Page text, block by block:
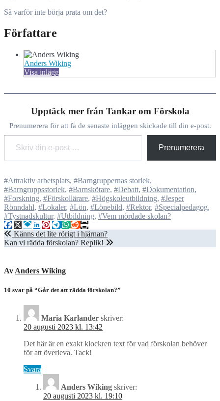
Så varför inte börja prata om det?
Författare
Anders Wiking
Visa inlägg
Upptäck mer från Tankar om Förskola
Prenumerera för att få de senaste inläggen skickade till din e-post.
Skriv din e-post …
Prenumerera
#Attraktiv arbetsplats, #Barngruppernas storlek,
#Barngruppsstorlek, #Barnskötare, #Debatt, #Dokumentation,
#Forskning, #Förskollärare, #Högskoleutbildning, #Jesper
Rönndahl, #Lokaler, #Lön, #Lönebild, #Rektor, #Specialpedagog,
#Tystnadskultur, #Utbildning, #Vem mördade skolan?
Inläggsnavigering
Känns det lite rörigt i hjärnan?
Kan vi rädda förskolan? Replik!
Av Anders Wiking
10 svar på “Går det att rädda förskolan?”
Maria Karlander skriver:
20 augusti 2023 kl. 13:42
Det här är en exakt klockren text för vad förskolan behöver
för att överleva. Tack!
Svara
Anders Wiking skriver:
20 augusti 2023 kl. 19:10